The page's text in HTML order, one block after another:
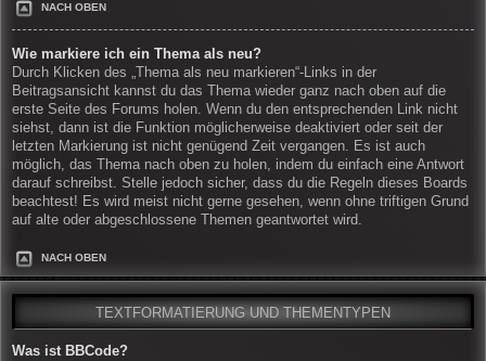
NACH OBEN
Wie markiere ich ein Thema als neu?
Durch Klicken des „Thema als neu markieren“-Links in der
Beitragsansicht kannst du das Thema wieder ganz nach oben auf die
erste Seite des Forums holen. Wenn du den entsprechenden Link nicht
siehst, dann ist die Funktion möglicherweise deaktiviert oder seit der
letzten Markierung ist nicht genügend Zeit vergangen. Es ist auch
möglich, das Thema nach oben zu holen, indem du einfach eine Antwort
darauf schreibst. Stelle jedoch sicher, dass du die Regeln dieses Boards
beachtest! Es wird meist nicht gerne gesehen, wenn ohne triftigen Grund
auf alte oder abgeschlossene Themen geantwortet wird.
NACH OBEN
TEXTFORMATIERUNG UND THEMENTYPEN
Was ist BBCode?